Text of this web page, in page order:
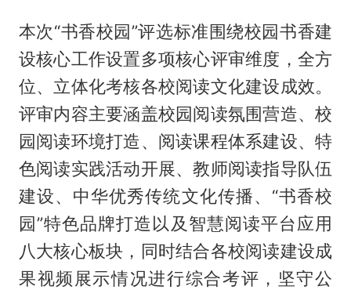
本次“书香校园”评选标准围绕校园书香建
设核心工作设置多项核心评审维度，全方
位、立体化考核各校阅读文化建设成效。
评审内容主要涵盖校园阅读氛围营造、校
园阅读环境打造、阅读课程体系建设、特
色阅读实践活动开展、教师阅读指导队伍
建设、中华优秀传统文化传播、“书香校
园”特色品牌打造以及智慧阅读平台应用
八大核心板块，同时结合各校阅读建设成
果视频展示情况进行综合考评，坚守公